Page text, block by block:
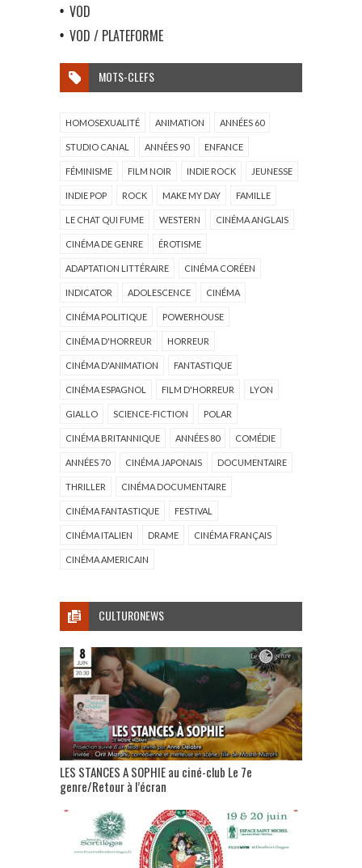
VOD
VOD / PLATEFORME
MOTS-CLEFS
HOMOSEXUALITÉ ANIMATION ANNÉES 60
STUDIO CANAL ANNÉES 90 ENFANCE
FÉMINISME FILM NOIR INDIE ROCK JEUNESSE
INDIE POP ROCK MAKE MY DAY FAMILLE
LE CHAT QUI FUME WESTERN CINÉMA ANGLAIS
CINÉMA DE GENRE ÉROTISME
ADAPTATION LITTÉRAIRE CINÉMA CORÉEN
INDICATOR ADOLESCENCE CINÉMA
CINÉMA POLITIQUE POWERHOUSE
CINÉMA D'HORREUR HORREUR
CINÉMA D'ANIMATION FANTASTIQUE
CINÉMA ESPAGNOL FILM D'HORREUR LYON
GIALLO SCIENCE-FICTION POLAR
CINÉMA BRITANNIQUE ANNÉES 80 COMÉDIE
ANNÉES 70 CINÉMA JAPONAIS DOCUMENTAIRE
THRILLER CINÉMA DOCUMENTAIRE
CINÉMA FANTASTIQUE FESTIVAL
CINÉMA ITALIEN DRAME CINÉMA FRANÇAIS
CINÉMA AMERICAIN
CULTURONEWS
LES STANCES A SOPHIE au ciné-club Le 7e
genre/Retour à l’écran